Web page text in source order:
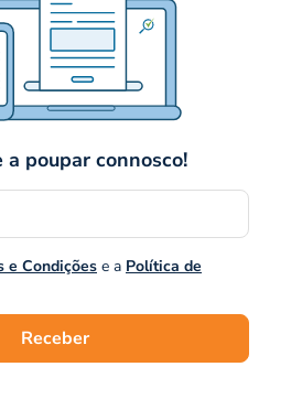
a poupar connosco!
e Condições e a Política de
Receber